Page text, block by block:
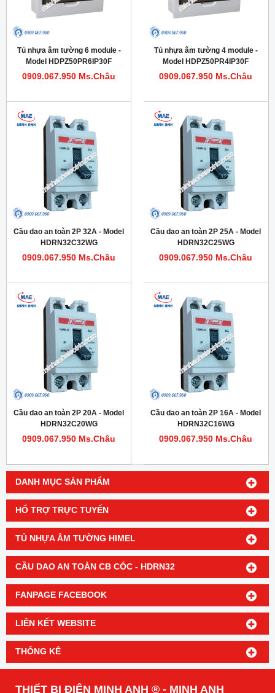
DANH MỤC SẢN PHẨM
HỔ TRỢ TRỰC TUYẾN
TỦ NHỰA ÂM TƯỜNG HIMEL
CẦU DAO AN TOÀN CB CÓC - HDRN32
FANPAGE FACEBOOK
LIÊN KẾT WEBSITE
THỐNG KÊ
Tủ nhựa âm tường 6 module -
Model HDPZ50PR6IP30F
0909.067.950 Ms.Châu
Tủ nhựa âm tường 4 module -
Model HDPZ50PR4IP30F
0909.067.950 Ms.Châu
Cầu dao an toàn 2P 32A - Model
HDRN32C32WG
0909.067.950 Ms.Châu
Cầu dao an toàn 2P 25A - Model
HDRN32C25WG
0909.067.950 Ms.Châu
Cầu dao an toàn 2P 20A - Model
HDRN32C20WG
0909.067.950 Ms.Châu
Cầu dao an toàn 2P 16A - Model
HDRN32C16WG
0909.067.950 Ms.Châu
THIẾT BỊ ĐIỆN MINH ANH ® - MINH ANH